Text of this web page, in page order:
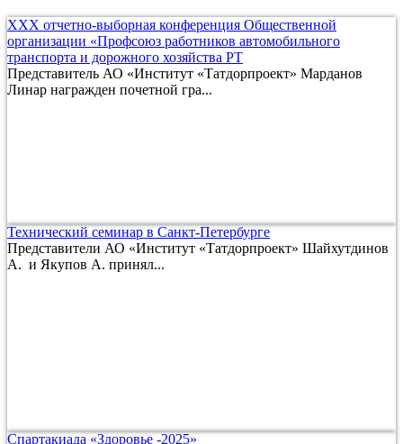
ХХХ отчетно-выборная конференция Общественной
организации «Профсоюз работников автомобильного
транспорта и дорожного хозяйства РТ
Представитель АО «Институт «Татдорпроект» Марданов
Линар награжден почетной гра...
Технический семинар в Санкт-Петербурге
Представители АО «Институт «Татдорпроект» Шайхутдинов
А. и Якупов А. принял...
Спартакиада «Здоровье -2025»